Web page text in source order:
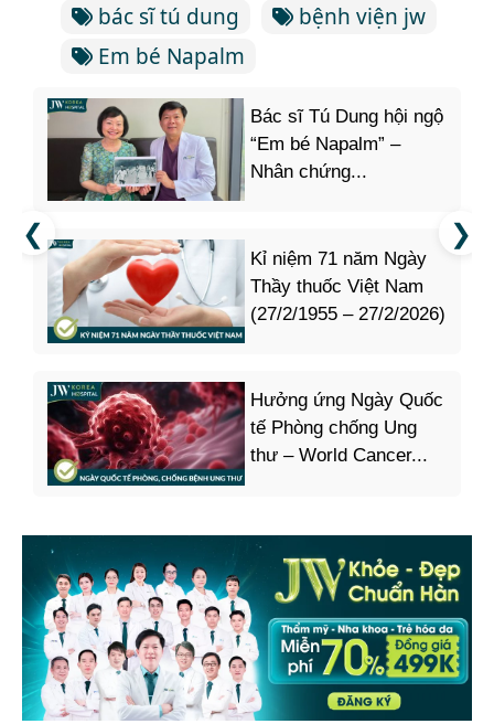
bác sĩ tú dung
bệnh viện jw
Em bé Napalm
Bác sĩ Tú Dung hội ngộ
“Em bé Napalm” –
Nhân chứng...
Kỉ niệm 71 năm Ngày
Thầy thuốc Việt Nam
(27/2/1955 – 27/2/2026)
Hưởng ứng Ngày Quốc
tế Phòng chống Ung
thư – World Cancer...